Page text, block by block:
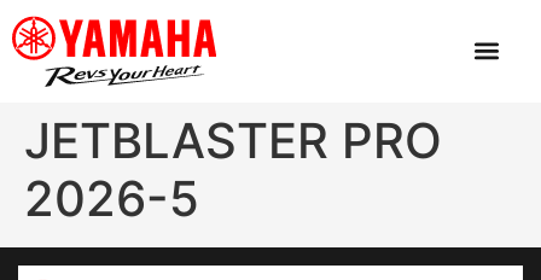
JETBLASTER PRO
2026-5